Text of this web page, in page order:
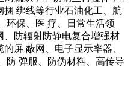
绑线等行业石油化工、航
环保、医 疗、日常生活领
防辐射防静电复合增强材
屏 蔽网、电子显示率器、
防 弹服、防伪材料、高传导